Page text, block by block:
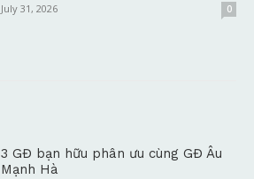
July 31, 2026 0
3 GĐ bạn hữu phân ưu cùng GĐ Âu
Mạnh Hà